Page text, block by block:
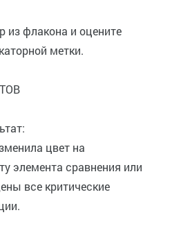
из флакона и оцените
метки.
цвет на
элемента сравнения или
все критические